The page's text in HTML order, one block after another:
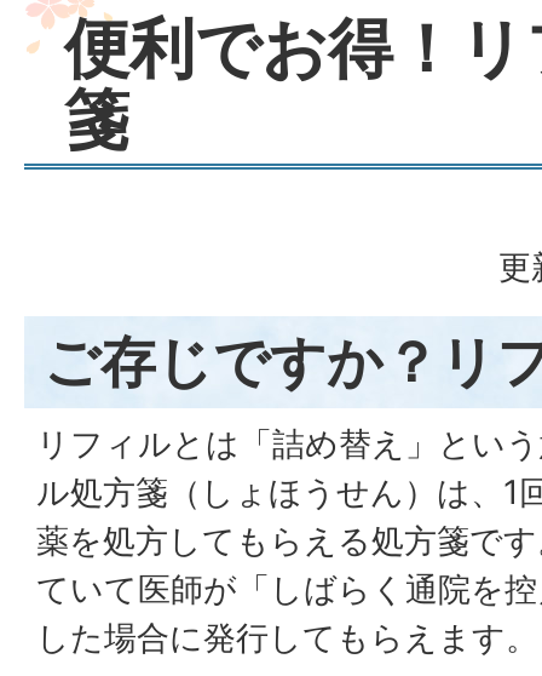
便利でお得！
箋
更
ご存じですか？リ
リフィルとは「詰め替え」とい
ル処方箋（しょほうせん）は、1
薬を処方してもらえる処方箋で
ていて医師が「しばらく通院を
した場合に発行してもらえます。